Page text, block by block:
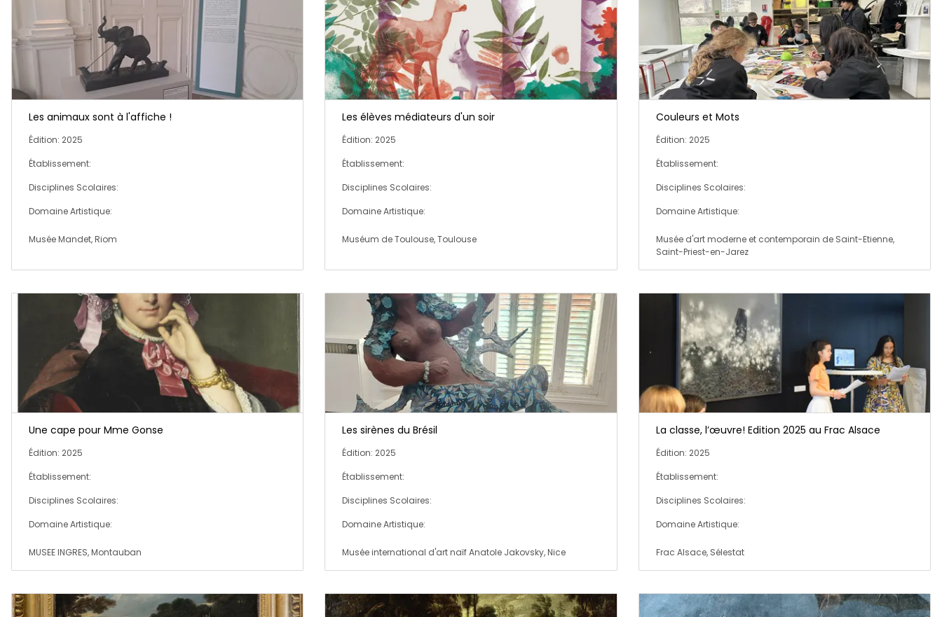
Les animaux sont à l'affiche !
Édition: 2025
Établissement:
Disciplines Scolaires:
Domaine Artistique:
Musée Mandet, Riom
Les élèves médiateurs d'un soir
Édition: 2025
Établissement:
Disciplines Scolaires:
Domaine Artistique:
Muséum de Toulouse, Toulouse
Couleurs et Mots
Édition: 2025
Établissement:
Disciplines Scolaires:
Domaine Artistique:
Musée d'art moderne et contemporain de Saint-Etienne,
Saint-Priest-en-Jarez
Une cape pour Mme Gonse
Édition: 2025
Établissement:
Disciplines Scolaires:
Domaine Artistique:
MUSEE INGRES, Montauban
Les sirènes du Brésil
Édition: 2025
Établissement:
Disciplines Scolaires:
Domaine Artistique:
Musée international d'art naïf Anatole Jakovsky, Nice
La classe, l’œuvre! Edition 2025 au Frac Alsace
Édition: 2025
Établissement:
Disciplines Scolaires:
Domaine Artistique:
Frac Alsace, Sélestat